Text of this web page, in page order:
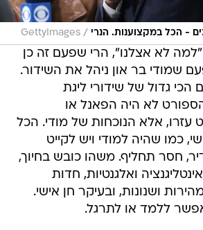
- הכל במקצוענות. הנרי /
GettyImages
לא אצלנו", הרי שפעם זה כן
שמודי בר און ניהל את השידור.
גדול של שידורי ליגת
לא היה הפאנל או
אלא הנוכחות של מודי. הכל
כמו שהיה למודי ויש לקייט
חסר תחליף. משהו כובש בחיוך,
ואלגנטיות, חדות
ושנונות, ובעיקר חן אישי.
ללמד או לתרגל.